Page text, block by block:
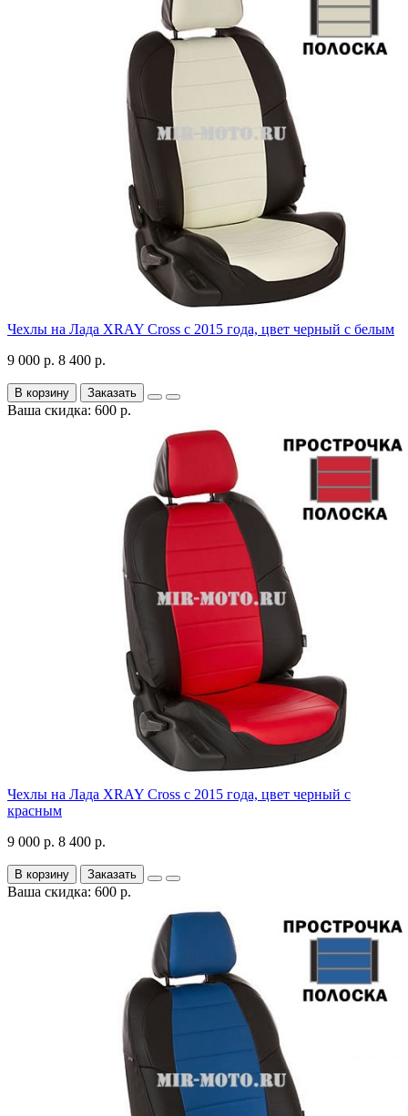
Чехлы на Лада XRAY Cross с 2015 года, цвет черный с белым
9 000 р. 8 400 р.
В корзину Заказать
Ваша скидка: 600 р.
Чехлы на Лада XRAY Cross с 2015 года, цвет черный с
красным
9 000 р. 8 400 р.
В корзину Заказать
Ваша скидка: 600 р.